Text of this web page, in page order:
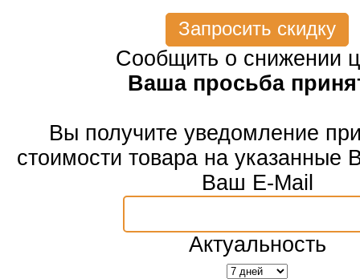
Запросить скидку
Сообщить о снижении
Ваша просьба
Вы получите уведомление
стоимости товара на указанные
Ваш E-Mail
Актуальность